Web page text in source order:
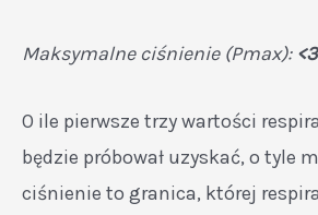
Maksymalne ciśnienie (Pmax):
O ile pierwsze trzy wartości
będzie próbował uzyskać, o tyle
ciśnienie to granica, której